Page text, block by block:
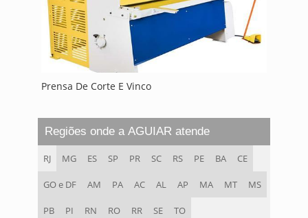
Prensa De Corte E Vinco
Regiões onde a AGUIAR atende
RJ MG ES SP PR SC RS PE BA CE
GO e DF AM PA AC AL AP MA MT MS
PB PI RN RO RR SE TO